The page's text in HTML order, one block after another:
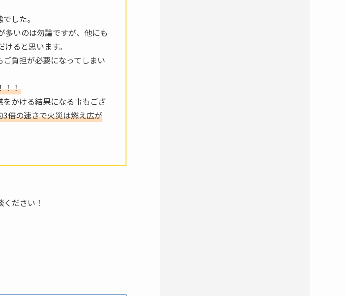
した。
多いのは勿論ですが、他にも
ると思います。
負担が必要になってしまい
！！
かける結果になる事もござ
倍の速さで火災は燃え広が
ださい！